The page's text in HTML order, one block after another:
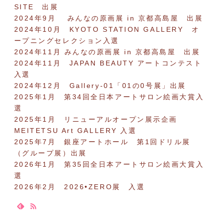
SITE 出展
2024年9月 みんなの原画展 in 京都高島屋 出展
2024年10月 KYOTO STATION GALLERY オ
ープニングセレクション入選
2024年11月 みんなの原画展 in 京都高島屋 出展
2024年11月 JAPAN BEAUTY アートコンテスト
入選
2024年12月 Gallery-01「01の0号展」出展
2025年1月 第34回全日本アートサロン絵画大賞入
選
2025年1月 リニューアルオープン展示企画
MEITETSU Art GALLERY 入選
2025年7月 銀座アートホール 第1回ドリル展
（グループ展）出展
2026年1月 第35回全日本アートサロン絵画大賞入
選
2026年2月 2026•ZERO展 入選